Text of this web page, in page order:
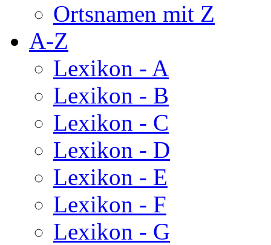
Ortsnamen mit Z
A-Z
Lexikon - A
Lexikon - B
Lexikon - C
Lexikon - D
Lexikon - E
Lexikon - F
Lexikon - G